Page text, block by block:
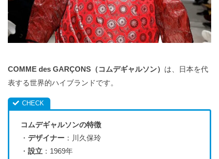
COMME des GARÇONS（コムデギャルソン） は、日本を代
表する世界的ハイブランドです。
コムデギャルソンの特徴
・ デザイナー：川久保玲
・ 設立：1969年